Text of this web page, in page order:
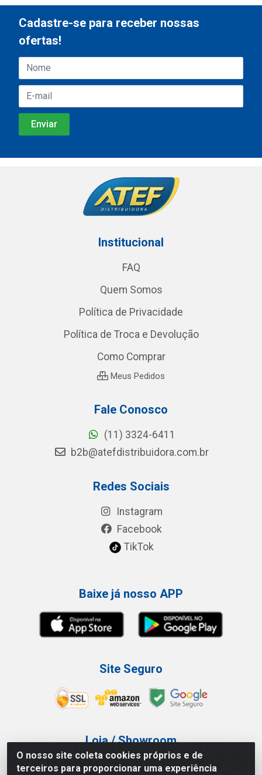
O nosso site coleta cookies próprios e de
terceiros para proporcionar uma experiência
Cadastre-se para receber nossas
ofertas!
Institucional
FAQ
Quem Somos
Política de Privacidade
Política de Troca e Devolução
Como Comprar
Meus Pedidos
Fale Conosco
(11) 3324-6411
b2b@atefdistribuidora.com.br
Redes Sociais
Instagram
Facebook
TikTok
Baixe já nosso APP
Site Seguro
Loja / Showroom
Tel.: (11) 3227-0546